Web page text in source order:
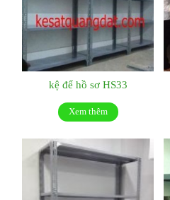
kệ để hồ sơ HS33
Xem thêm